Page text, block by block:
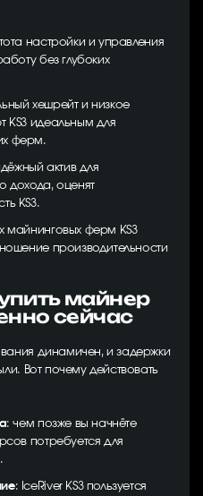
настройки и управления
без глубоких
хешрейт и низкое
KS3 идеальным для
ферм.
актив для
дохода, оценят
KS3.
майнинговых ферм KS3
производительности
майнер
сейчас
динамичен, и задержки
Вот почему действовать
: чем позже вы начнёте
потребуется для
: IceRiver KS3 пользуется